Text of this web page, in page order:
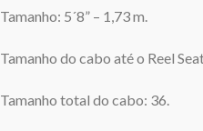
Tamanho: 5´8” – 1,73 m.
Tamanho do cabo até o Reel
Tamanho total do cabo: 36.